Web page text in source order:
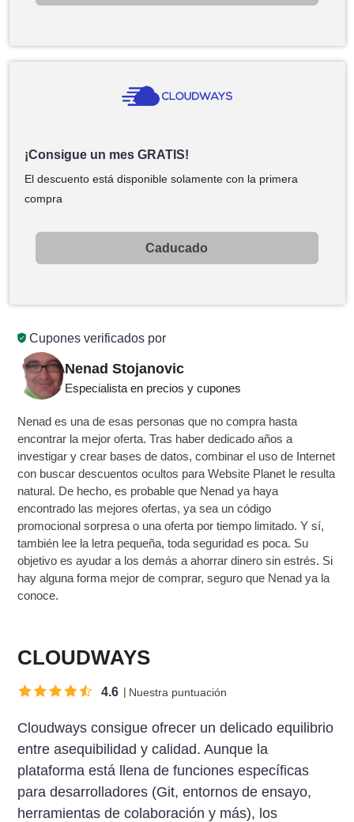
Cupones verificados por
Nenad Stojanovic
Especialista en precios y cupones
Nenad es una de esas personas que no compra hasta
encontrar la mejor oferta. Tras haber dedicado años a
investigar y crear bases de datos, combinar el uso de Internet
con buscar descuentos ocultos para Website Planet le resulta
natural. De hecho, es probable que Nenad ya haya
encontrado las mejores ofertas, ya sea un código
promocional sorpresa o una oferta por tiempo limitado. Y sí,
también lee la letra pequeña, toda seguridad es poca. Su
objetivo es ayudar a los demás a ahorrar dinero sin estrés. Si
hay alguna forma mejor de comprar, seguro que Nenad ya la
conoce.
¡Consigue un mes GRATIS!
El descuento está disponible solamente con la primera
compra
Caducado
CLOUDWAYS
4.6 Nuestra puntuación
Cloudways consigue ofrecer un delicado equilibrio
entre asequibilidad y calidad. Aunque la
plataforma está llena de funciones específicas
para desarrolladores (Git, entornos de ensayo,
herramientas de colaboración y más), los